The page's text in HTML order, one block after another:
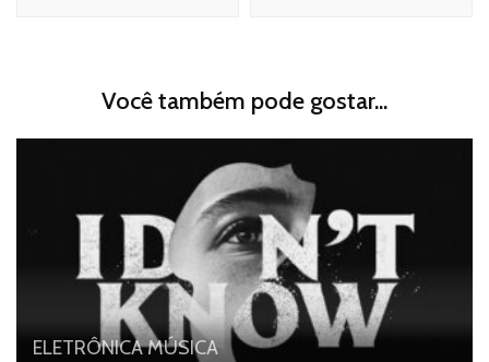
Você também pode gostar...
ELETRÔNICAMÚSICA